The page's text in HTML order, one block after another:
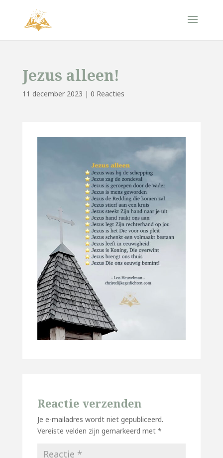
Jezus alleen!
11 december 2023 | 0 Reacties
Reactie verzenden
Je e-mailadres wordt niet gepubliceerd.
Vereiste velden zijn gemarkeerd met *